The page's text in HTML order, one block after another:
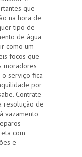
que
na hora de
tipo de
de água
como um
focos que
moradores
o serviço fica
por
Contrate
resolução de
vazamento
com
e